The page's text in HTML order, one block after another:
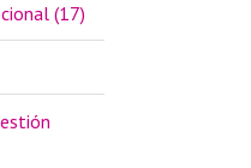
(17)